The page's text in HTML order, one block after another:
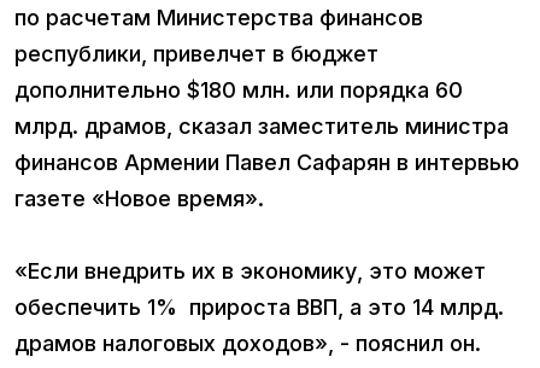
по расчетам Министерства финансов
республики, привелчет в бюджет
дополнительно $180 млн. или порядка 60
млрд. драмов, сказал заместитель министра
финансов Армении Павел Сафарян в интервью
газете «Новое время».
«Если внедрить их в экономику, это может
обеспечить 1% прироста ВВП, а это 14 млрд.
драмов налоговых доходов», - пояснил он.